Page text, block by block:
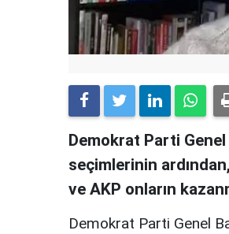
Demokrat Parti Genel
seçimlerinin
ve AKP onların
Demokrat Parti Genel